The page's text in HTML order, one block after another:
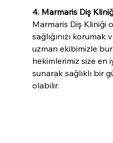
4. Marmaris Diş
Marmaris Diş Kliniği
sağlığınızı
uzman ekibimizle
hekimlerimiz size en
sunarak sağlıklı bir
olabilir.